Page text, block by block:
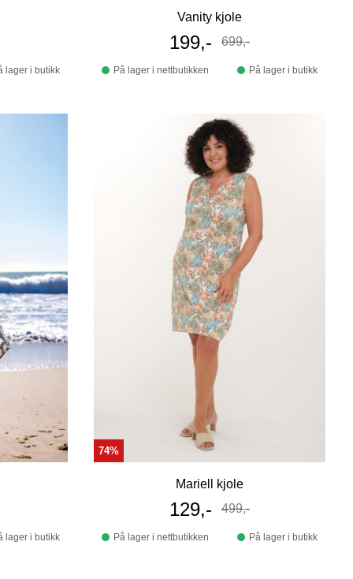
lager i butikk
Vanity kjole
Tilbudspris
199,- Før
699,-
På lager i nettbutikken På lager i butikk
lager i butikk
74%
Mariell kjole
Tilbudspris
129,- Før
499,-
På lager i nettbutikken På lager i butikk